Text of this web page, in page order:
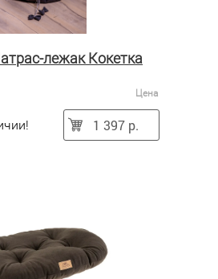
лежак Кокетка
Цена
1 397 р.